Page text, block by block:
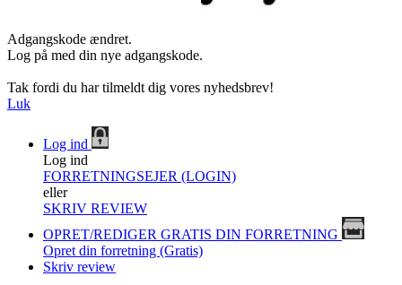
Adgangskode ændret.
Log på med din nye adgangskode.
Tak fordi du har tilmeldt dig vores nyhedsbrev!
Luk
Log ind
Log ind
FORRETNINGSEJER (LOGIN)
eller
SKRIV REVIEW
OPRET/REDIGER GRATIS DIN FORRETNING
Opret din forretning (Gratis)
Skriv review